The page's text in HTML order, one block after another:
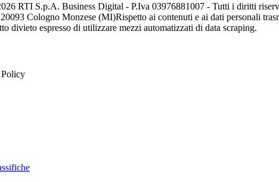
RTI S.p.A. Business Digital - P.Iva 03976881007 - Tutti i diritti
Cologno Monzese (MI)Rispetto ai contenuti e ai dati personali
divieto espresso di utilizzare mezzi automatizzati di data scraping.